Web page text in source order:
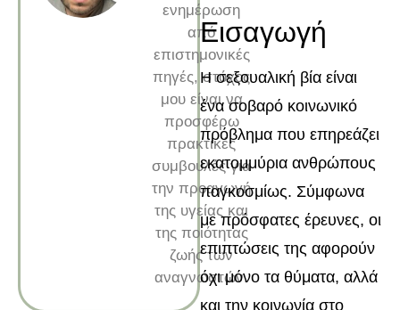
ενημέρωση
από
επιστημονικές
πηγές, στόχος
μου είναι να
προσφέρω
πρακτικές
συμβουλές για
την προαγωγή
της υγείας και
της ποιότητας
ζωής των
αναγνωστών.
Εισαγωγή
Η σεξουαλική βία είναι
ένα σοβαρό κοινωνικό
πρόβλημα που επηρεάζει
εκατομμύρια ανθρώπους
παγκοσμίως. Σύμφωνα
με πρόσφατες έρευνες, οι
επιπτώσεις της αφορούν
όχι μόνο τα θύματα, αλλά
και την κοινωνία στο